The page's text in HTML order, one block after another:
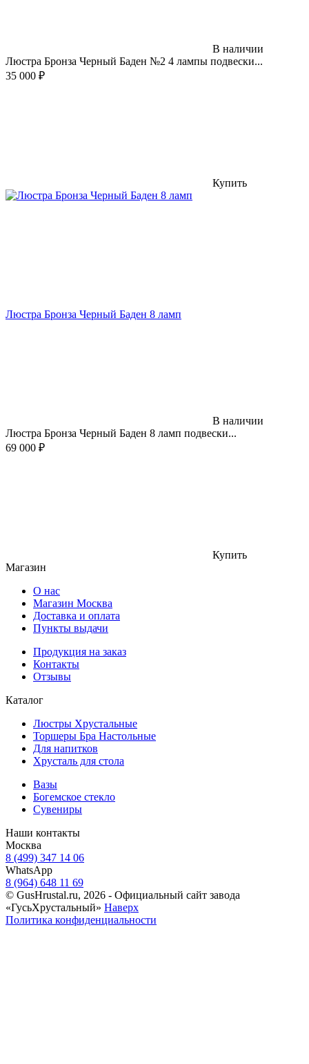
В наличии
Люстра Бронза Черный Баден №2 4 лампы подвески...
35 000 ₽
Купить
Люстра Бронза Черный Баден 8 ламп
В наличии
​Люстра Бронза Черный Баден 8 ламп подвески...
69 000 ₽
Купить
Магазин
О нас
Магазин Москва
Доставка и оплата
Пункты выдачи
Продукция на заказ
Контакты
Отзывы
Каталог
Люстры Хрустальные
Торшеры Бра Настольные
Для напитков
Хрусталь для стола
Вазы
Богемское стекло
Сувениры
Наши контакты
Москва
8 (499) 347 14 06
WhatsApp
8 (964) 648 11 69
© GusHrustal.ru, 2026 - Официальный сайт завода
«ГусьХрустальный» Наверх
Политика конфиденциальности